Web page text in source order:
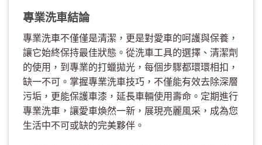
專業洗車結論
專業洗車不僅僅是清潔，更是對愛車的呵護與保養，
讓它始終保持最佳狀態。從洗車工具的選擇、清潔劑
的使用，到專業的打蠟拋光，每個步驟都環環相扣，
缺一不可。掌握專業洗車技巧，不僅能有效去除深層
污垢，更能保護車漆，延長車輛使用壽命。定期進行
專業洗車，讓愛車煥然一新，展現亮麗風采，成為您
生活中不可或缺的完美夥伴。